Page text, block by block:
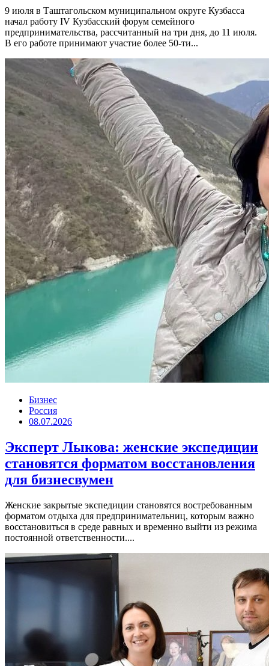
9 июля в Таштагольском муниципальном округе Кузбасса
начал работу IV Кузбасский форум семейного
предпринимательства, рассчитанный на три дня, до 11 июля.
В его работе принимают участие более 50-ти...
Бизнес
Россия
08.07.2026
Эксперт Лыкова: женские экспедиции
становятся форматом восстановления
для бизнесвумен
Женские закрытые экспедиции становятся востребованным
форматом отдыха для предпринимательниц, которым важно
восстановиться в среде равных и временно выйти из режима
постоянной ответственности....